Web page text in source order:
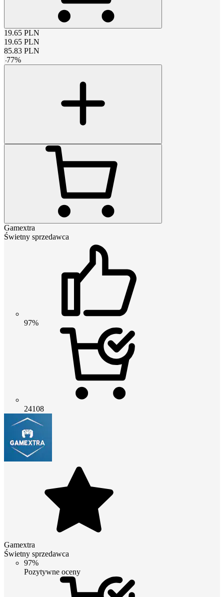
19.65 PLN
19.65 PLN
85.83 PLN
-77%
Gamextra
Świetny sprzedawca
97%
24108
Gamextra
Świetny sprzedawca
97%
Pozytywne oceny